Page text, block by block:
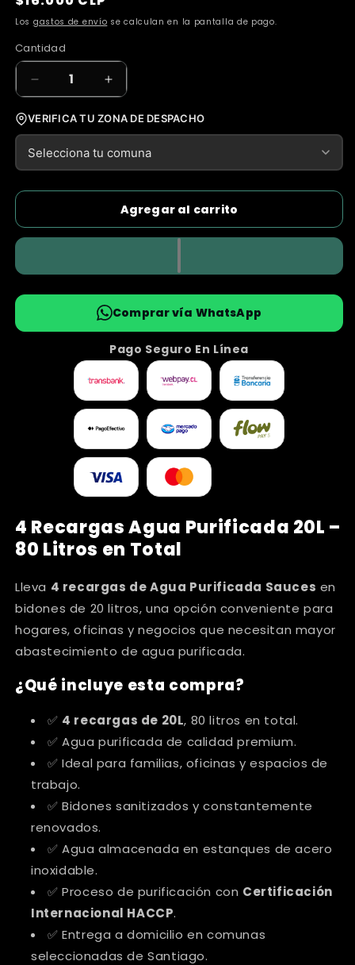
habitual
Los gastos de envío se calculan en la pantalla de pago.
Cantidad
Cantidad
Reducir
cantidad
para
4
Recargas
Agua
Aumentar
cantidad
para
4
Recargas
Agua
20L
VERIFICA TU ZONA DE DESPACHO
Agregar al carrito
Comprar vía WhatsApp
Pago Seguro En Línea
4 Recargas Agua Purificada 20L –
80 Litros en Total
Lleva 4 recargas de Agua Purificada Sauces en
bidones de 20 litros, una opción conveniente para
hogares, oficinas y negocios que necesitan mayor
abastecimiento de agua purificada.
¿Qué incluye esta compra?
✅ 4 recargas de 20L, 80 litros en total.
✅ Agua purificada de calidad premium.
✅ Ideal para familias, oficinas y espacios de
trabajo.
✅ Bidones sanitizados y constantemente
renovados.
✅ Agua almacenada en estanques de acero
inoxidable.
✅ Proceso de purificación con Certificación
Internacional HACCP.
✅ Entrega a domicilio en comunas
seleccionadas de Santiago.